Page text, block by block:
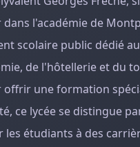
l'académie de
scolaire public dédié
de l'hôtellerie et du
offrir une formation
ce lycée se distingue
les étudiants à des